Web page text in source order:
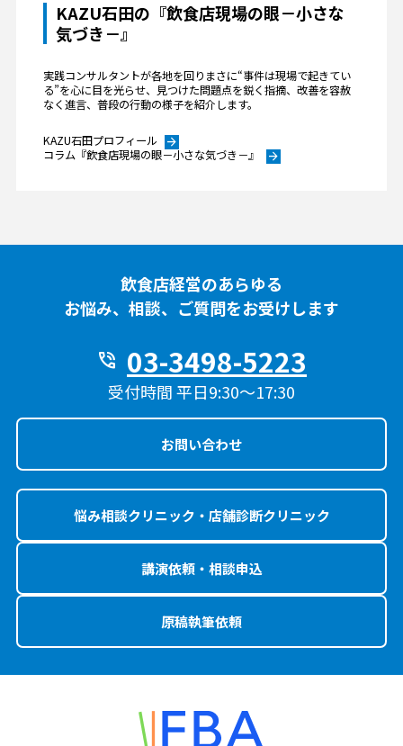
KAZU石田の『飲食店現場の眼－小さな
気づき－』
実践コンサルタントが各地を回りまさに“事件は現場で起きてい
る”を心に目を光らせ、見つけた問題点を鋭く指摘、改善を容赦
なく進言、普段の行動の様子を紹介します。
KAZU石田プロフィール arrow_forward
コラム『飲食店現場の眼－小さな気づき－』 arrow_forward
飲食店経営のあらゆる
お悩み、相談、ご質問をお受けします
phone_in_talk 03-3498-5223
受付時間 平日9:30〜17:30
お問い合わせ
悩み相談クリニック・店舗診断クリニック
講演依頼・相談申込
原稿執筆依頼